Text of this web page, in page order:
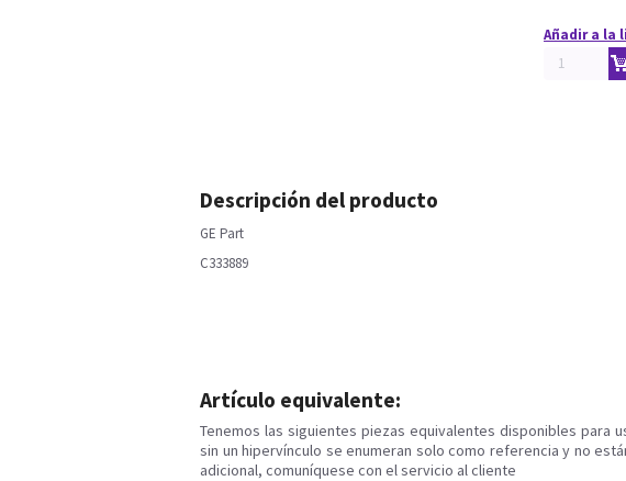
Añadir a la
Descripción del producto
GE Part
C333889
Artículo equivalente:
Tenemos las siguientes piezas equivalentes disponibles para
sin un hipervínculo se enumeran solo como referencia y no
adicional, comuníquese con el servicio al cliente